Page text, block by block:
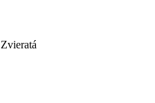
Zvieratá